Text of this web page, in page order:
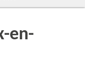
en-